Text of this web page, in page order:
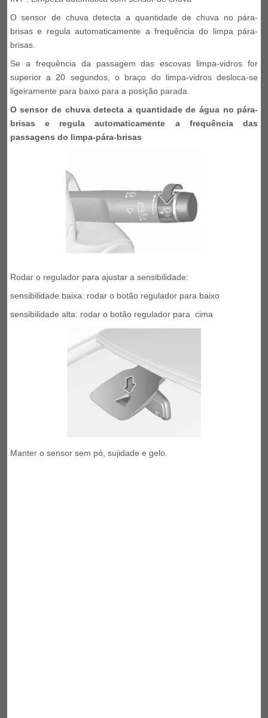
O sensor de chuva detecta a quantidade de chuva no pára-
brisas e regula automaticamente a frequência do limpa pára-
brisas.
Se a frequência da passagem das escovas limpa-vidros for
superior a 20 segundos, o braço do limpa-vidros desloca-se
ligeiramente para baixo para a posição parada.
O sensor de chuva detecta a quantidade de água no pára-
brisas e regula automaticamente a frequência das
passagens do limpa-pára-brisas
Rodar o regulador para ajustar a sensibilidade:
sensibilidade baixa: rodar o botão regulador para baixo
sensibilidade alta: rodar o botão regulador para cima
Manter o sensor sem pó, sujidade e gelo.